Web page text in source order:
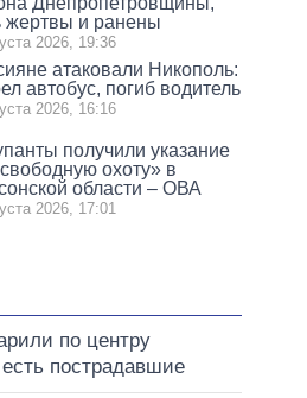
жертвы и ранены
2026, 19:36
атаковали Никополь:
автобус, погиб водитель
2026, 16:16
получили указание
охоту» в
области – ОВА
2026, 17:01
по центру
пострадавшие